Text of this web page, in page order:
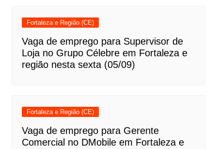
Fortaleza e Região (CE)
Vaga de emprego para Supervisor de
Loja no Grupo Célebre em Fortaleza e
região nesta sexta (05/09)
Fortaleza e Região (CE)
Vaga de emprego para Gerente
Comercial no DMobile em Fortaleza e